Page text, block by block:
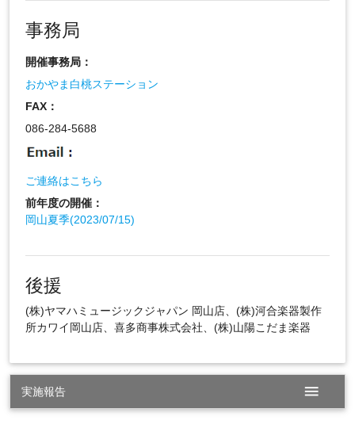
事務局
開催事務局：
おかやま白桃ステーション
FAX：
086-284-5688
ご連絡はこちら
前年度の開催：
岡山夏季(2023/07/15)
後援
(株)ヤマハミュージックジャパン 岡山店、(株)河合楽器製作
所カワイ岡山店、喜多商事株式会社、(株)山陽こだま楽器
実施報告 menu